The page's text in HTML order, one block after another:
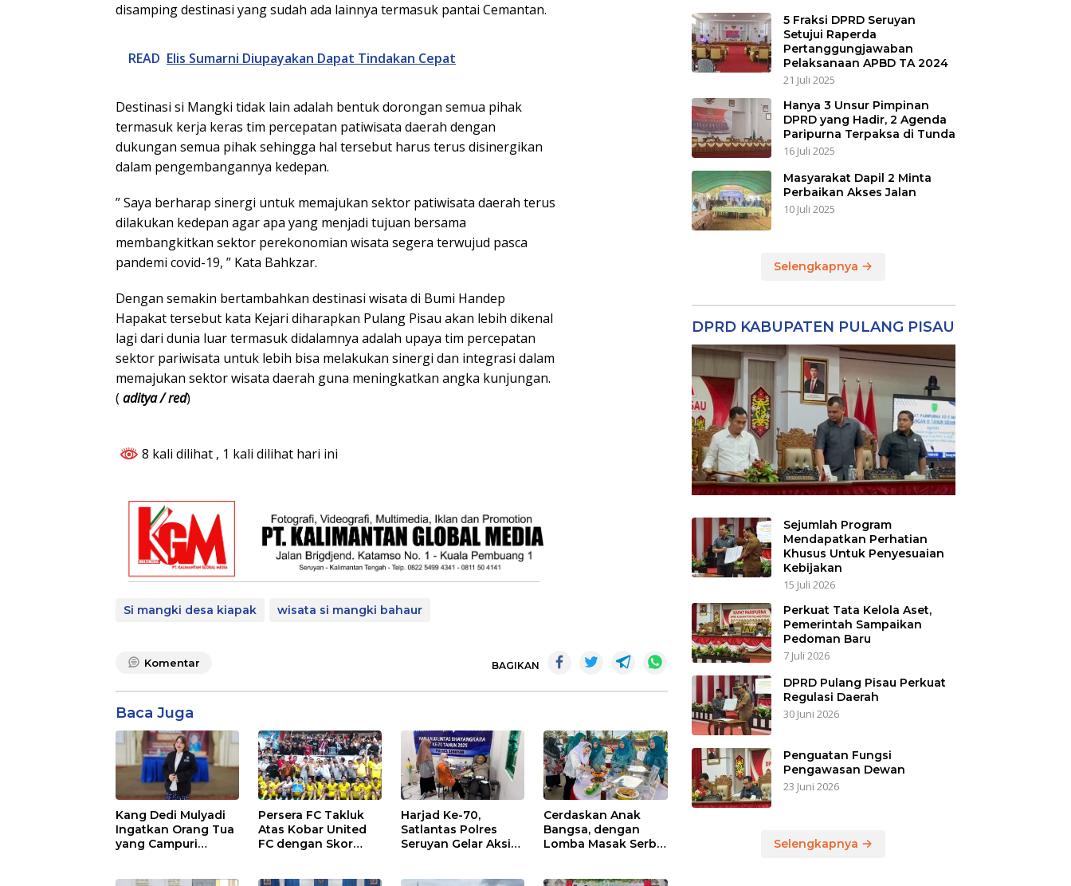
disamping destinasi yang sudah ada lainnya termasuk pantai Cemantan.
READ Elis Sumarni Diupayakan Dapat Tindakan Cepat
Destinasi si Mangki tidak lain adalah bentuk dorongan semua pihak
termasuk kerja keras tim percepatan patiwisata daerah dengan
dukungan semua pihak sehingga hal tersebut harus terus disinergikan
dalam pengembangannya kedepan.
” Saya berharap sinergi untuk memajukan sektor patiwisata daerah terus
dilakukan kedepan agar apa yang menjadi tujuan bersama
membangkitkan sektor perekonomian wisata segera terwujud pasca
pandemi covid-19, ” Kata Bahkzar.
Dengan semakin bertambahkan destinasi wisata di Bumi Handep
Hapakat tersebut kata Kejari diharapkan Pulang Pisau akan lebih dikenal
lagi dari dunia luar termasuk didalamnya adalah upaya tim percepatan
sektor pariwisata untuk lebih bisa melakukan sinergi dan integrasi dalam
memajukan sektor wisata daerah guna meningkatkan angka kunjungan.
(aditya / red)
8 kali dilihat , 1 kali dilihat hari ini
Si mangki desa kiapak wisata si mangki bahaur
Komentar BAGIKAN
Baca Juga
Kang Dedi Mulyadi
Ingatkan Orang Tua
yang Campuri
Persera FC Takluk
Atas Kobar United
FC dengan Skor
Harjad Ke-70,
Satlantas Polres
Seruyan Gelar Aksi
Cerdaskan Anak
Bangsa, dengan
Lomba Masak Serba
5 Fraksi DPRD Seruyan
Setujui Raperda
Pertanggungjawaban
Pelaksanaan APBD TA 2024
21 Juli 2025
Hanya 3 Unsur Pimpinan
DPRD yang Hadir, 2 Agenda
Paripurna Terpaksa di Tunda
16 Juli 2025
Masyarakat Dapil 2 Minta
Perbaikan Akses Jalan
10 Juli 2025
Selengkapnya
DPRD KABUPATEN PULANG PISAU
Sejumlah Program
Mendapatkan Perhatian
Khusus Untuk Penyesuaian
Kebijakan
15 Juli 2026
Perkuat Tata Kelola Aset,
Pemerintah Sampaikan
Pedoman Baru
7 Juli 2026
DPRD Pulang Pisau Perkuat
Regulasi Daerah
30 Juni 2026
Penguatan Fungsi
Pengawasan Dewan
23 Juni 2026
Selengkapnya